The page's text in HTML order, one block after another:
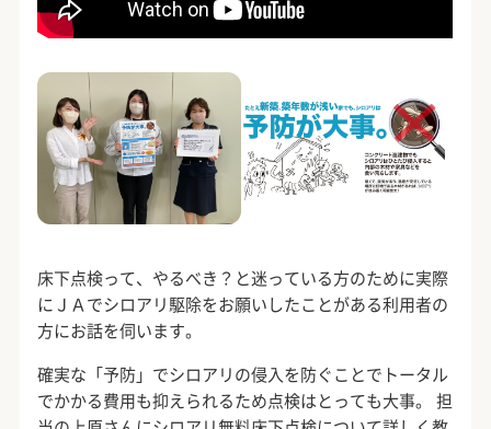
床下点検って、やるべき？と迷っている方のために実際
にＪＡでシロアリ駆除をお願いしたことがある利用者の
方にお話を伺います。
確実な「予防」でシロアリの侵入を防ぐことでトータル
でかかる費用も抑えられるため点検はとっても大事。 担